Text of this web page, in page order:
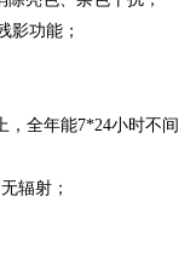
影功能；
，全年能7*24小时不间
辐射；